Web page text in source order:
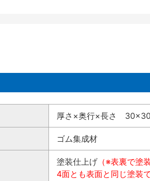
厚さ×奥行×長さ
ゴム集成材
塗装仕上げ （※表裏で塗
4面とも表面と同じ塗装で